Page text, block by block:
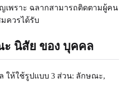
เพราะ ฉลากสามารถติดตามผู้คน
ควรได้รับ
นิสัย ของ บุคคล
ให้ใช้รูปแบบ 3 ส่วน: ลักษณะ,